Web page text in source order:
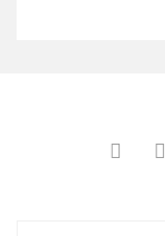
kullanarak
Görüş ve
Ürün